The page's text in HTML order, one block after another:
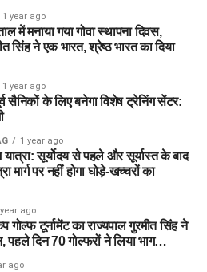
1 year ago
में मनाया गया गोवा स्थापना दिवस,
सिंह ने एक भारत, श्रेष्ठ भारत का दिया
1 year ago
सैनिकों के लिए बनेगा विशेष ट्रेनिंग सेंटर:
1 year ago
यात्रा: सूर्योदय से पहले और सूर्यास्त के बाद
मार्ग पर नहीं होगा घोड़े-खच्चरों का
ago
गोल्फ टूर्नामेंट का राज्यपाल गुरमीत सिंह ने
पहले दिन 70 गोल्फरों ने लिया भाग…
ago